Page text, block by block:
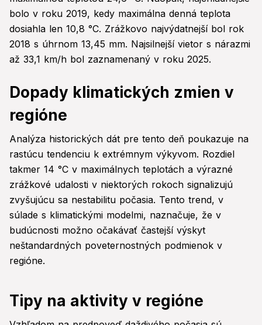
bolo v roku 2019, kedy maximálna denná teplota
dosiahla len 10,8 °C. Zrážkovo najvýdatnejší bol rok
2018 s úhrnom 13,45 mm. Najsilnejší vietor s nárazmi
až 33,1 km/h bol zaznamenaný v roku 2025.
Dopady klimatických zmien v
regióne
Analýza historických dát pre tento deň poukazuje na
rastúcu tendenciu k extrémnym výkyvom. Rozdiel
takmer 14 °C v maximálnych teplotách a výrazné
zrážkové udalosti v niektorých rokoch signalizujú
zvyšujúcu sa nestabilitu počasia. Tento trend, v
súlade s klimatickými modelmi, naznačuje, že v
budúcnosti možno očakávať častejší výskyt
neštandardných poveternostných podmienok v
regióne.
Tipy na aktivity v regióne